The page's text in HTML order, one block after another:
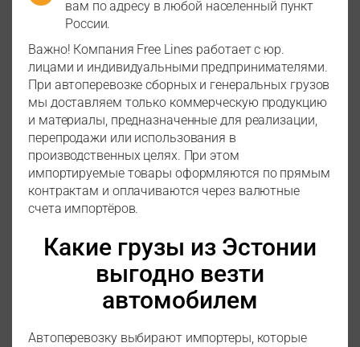
вам по адресу в любой населенный пункт
России.
Важно! Компания Free Lines работает с юр.
лицами и индивидуальными предпринимателями.
При автоперевозке сборных и генеральных грузов
мы доставляем только коммерческую продукцию
и материалы, предназначенные для реализации,
перепродажи или использования в
производственных целях. При этом
импортируемые товары оформляются по прямым
контрактам и оплачиваются через валютные
счета импортёров.
Какие грузы из Эстонии
выгодно везти
автомобилем
Автоперевозку выбирают импортеры, которые